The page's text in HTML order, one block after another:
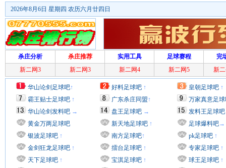
2026年8月6日 星期四 农历六月廿四日
杀庄分析 杀庄推荐 实用工具 足球赛程
完
新二网3
新二网3 新二网4 新二网5 新
华山论剑足球吧↑
霸王贴士足球吧 ↑
华山论剑发料吧 →
黄金万两足球吧
银波足球吧 ↑
金剑狂龙足球吧 ↑
天下足球吧 ↑
好料足球吧 ↑
广东杀庄同盟↑
盘王足球吧 →
新天地足球吧 ↑
南方足球吧↑
擂台足球吧 ↑
宝淇足球吧 ↑
皇朝足球吧 ↑
万家真意足
发料王足球吧
足球爆料吧→
pk足球吧 ↑
专家足球吧 ↑
球王足球吧 ↑